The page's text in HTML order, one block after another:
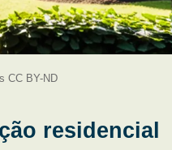
CC BY-ND
residencial